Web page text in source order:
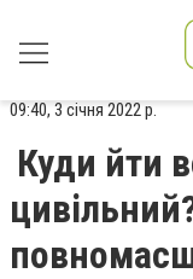
09:40, 3 січня 2022 р.
Куди йти